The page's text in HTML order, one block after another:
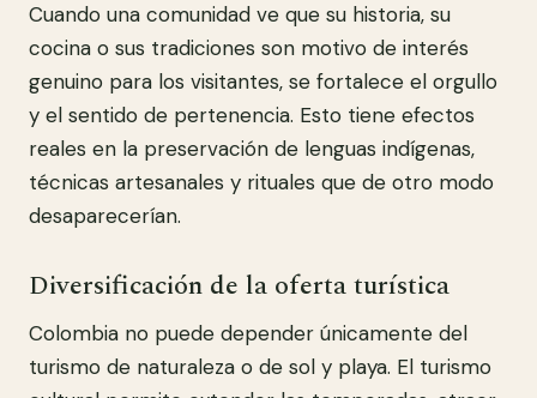
Cuando una comunidad ve que su historia, su
cocina o sus tradiciones son motivo de interés
genuino para los visitantes, se fortalece el orgullo
y el sentido de pertenencia. Esto tiene efectos
reales en la preservación de lenguas indígenas,
técnicas artesanales y rituales que de otro modo
desaparecerían.
Diversificación de la oferta turística
Colombia no puede depender únicamente del
turismo de naturaleza o de sol y playa. El turismo